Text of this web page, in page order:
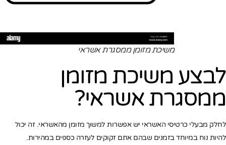
משיכת מזומן ממסגרת אשראי
לבצע משיכת מזומן
ממסגרת אשראי?
לחלק מבעלי כרטיסי האשראי יש אפשרות למשוך מזומן מהאשראי. זה יכול
להיות נוח במיוחד בזמנים שבהם אתם זקוקים לעזרה כספים במהירות.